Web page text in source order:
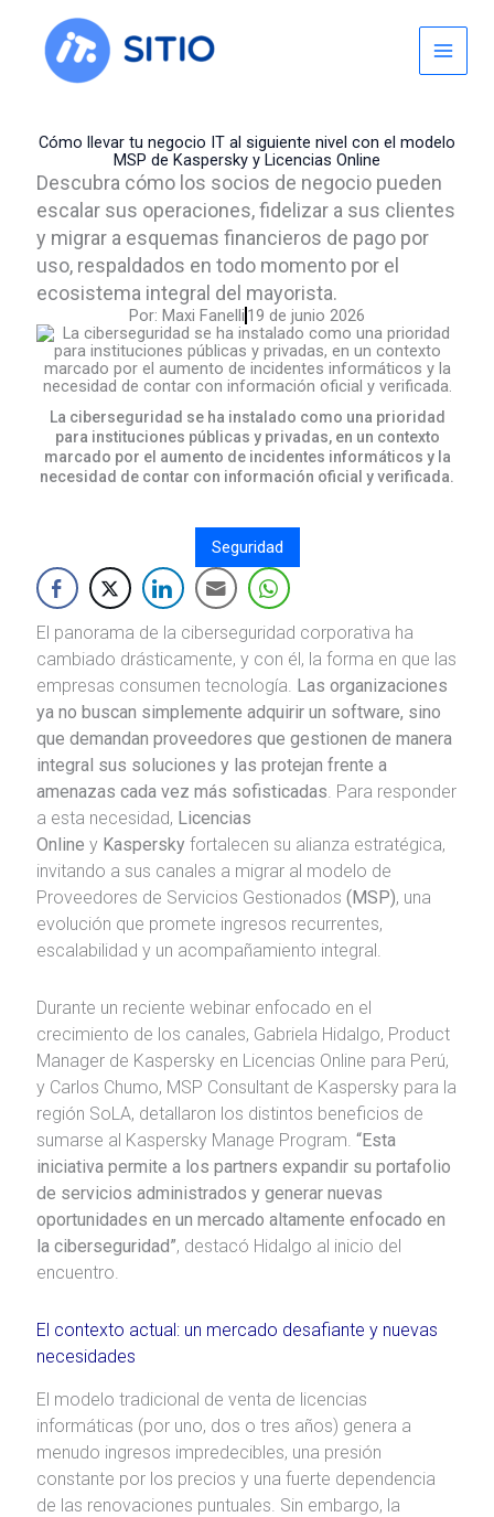
content
Cómo llevar tu negocio IT al siguiente nivel con el modelo
MSP de Kaspersky y Licencias Online
Descubra cómo los socios de negocio pueden
escalar sus operaciones, fidelizar a sus clientes
y migrar a esquemas financieros de pago por
uso, respaldados en todo momento por el
ecosistema integral del mayorista.
Por: Maxi Fanelli 19 de junio 2026
La ciberseguridad se ha instalado como una prioridad
para instituciones públicas y privadas, en un contexto
marcado por el aumento de incidentes informáticos y la
necesidad de contar con información oficial y verificada.
Seguridad
El panorama de la ciberseguridad corporativa ha
cambiado drásticamente, y con él, la forma en que las
empresas consumen tecnología. Las organizaciones
ya no buscan simplemente adquirir un software, sino
que demandan proveedores que gestionen de manera
integral sus soluciones y las protejan frente a
amenazas cada vez más sofisticadas . Para responder
a esta necesidad, Licencias
Online yKasperskyfortalecen su alianza estratégica,
invitando a sus canales a migrar al modelo de
Proveedores de Servicios Gestionados (MSP), una
evolución que promete ingresos recurrentes,
escalabilidad y un acompañamiento integral.
Durante un reciente webinar enfocado en el
crecimiento de los canales, Gabriela Hidalgo, Product
Manager de Kaspersky en Licencias Online para Perú,
y Carlos Chumo, MSP Consultant de Kaspersky para la
región SoLA, detallaron los distintos beneficios de
sumarse al Kaspersky Manage Program. “Esta
iniciativa permite a los partners expandir su portafolio
de servicios administrados y generar nuevas
oportunidades en un mercado altamente enfocado en
la ciberseguridad”, destacó Hidalgo al inicio del
encuentro.
El contexto actual: un mercado desafiante y nuevas
necesidades
El modelo tradicional de venta de licencias
informáticas (por uno, dos o tres años) genera a
menudo ingresos impredecibles, una presión
constante por los precios y una fuerte dependencia
de las renovaciones puntuales. Sin embargo, la